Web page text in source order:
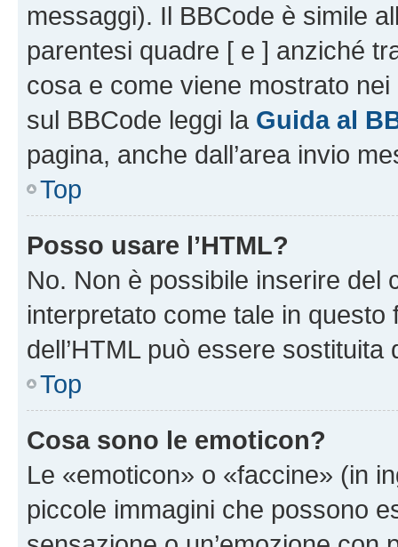
messaggi). Il BBCode è simile
parentesi quadre [ e ] anziché
cosa e come viene mostrato
sul BBCode leggi la Guida al
pagina, anche dall’area invio
Top
Posso usare l’HTML?
No. Non è possibile inserire del
interpretato come tale in
dell’HTML può essere sostituita
Top
Cosa sono le emoticon?
Le «emoticon» o «faccine» (in
piccole immagini che possono